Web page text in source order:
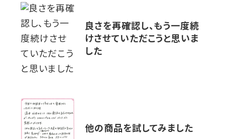
良さを再確認し、もう一度続
けさせていただこうと思いま
した
他の商品を試してみました